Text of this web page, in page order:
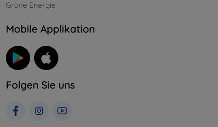
Grüne Energie
Mobile Applikation
Folgen Sie uns